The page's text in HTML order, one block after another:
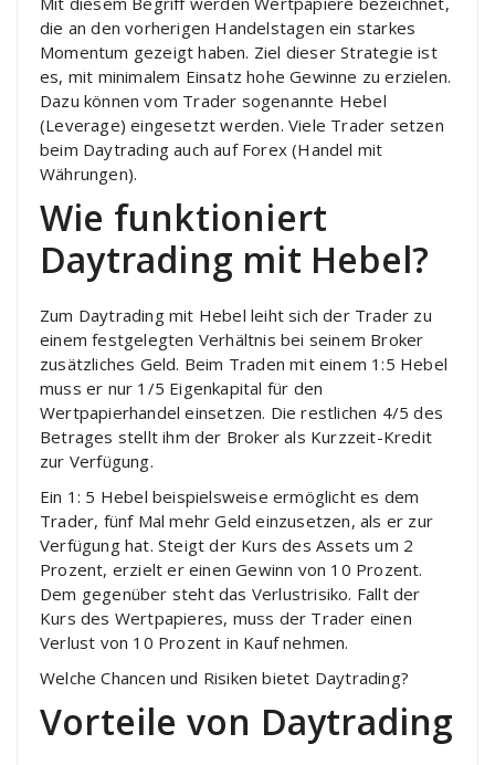
die an den vorherigen Handelstagen ein starkes
Momentum gezeigt haben. Ziel dieser Strategie ist
es, mit minimalem Einsatz hohe Gewinne zu erzielen.
Dazu können vom Trader sogenannte Hebel
(Leverage) eingesetzt werden. Viele Trader setzen
beim Daytrading auch auf Forex (Handel mit
Währungen).
Wie funktioniert
Daytrading mit Hebel?
Zum Daytrading mit Hebel leiht sich der Trader zu
einem festgelegten Verhältnis bei seinem Broker
zusätzliches Geld. Beim Traden mit einem 1:5 Hebel
muss er nur 1/5 Eigenkapital für den
Wertpapierhandel einsetzen. Die restlichen 4/5 des
Betrages stellt ihm der Broker als Kurzzeit-Kredit
zur Verfügung.
Ein 1: 5 Hebel beispielsweise ermöglicht es dem
Trader, fünf Mal mehr Geld einzusetzen, als er zur
Verfügung hat. Steigt der Kurs des Assets um 2
Prozent, erzielt er einen Gewinn von 10 Prozent.
Dem gegenüber steht das Verlustrisiko. Fallt der
Kurs des Wertpapieres, muss der Trader einen
Verlust von 10 Prozent in Kauf nehmen.
Welche Chancen und Risiken bietet Daytrading?
Vorteile von Daytrading